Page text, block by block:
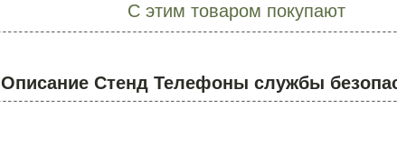
С этим товаром покупают
Описание Стенд Телефоны службы